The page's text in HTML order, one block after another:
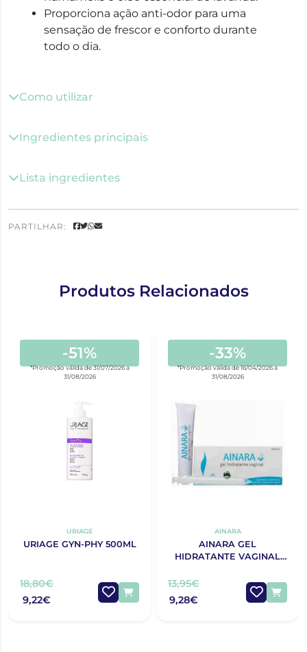
Proporciona ação anti-odor para uma
sensação de frescor e conforto durante
todo o dia.
Como utilizar
Ingredientes principais
Lista ingredientes
PARTILHAR:
Produtos Relacionados
-51%
*Promoção válida de 31/07/2026 a
31/08/2026
URIAGE
URIAGE GYN-PHY 500ML
18,80€
9,22€
-33%
*Promoção válida de 16/04/2026 a
31/08/2026
AINARA
AINARA GEL
HIDRATANTE VAGINAL
13,95€
9,28€